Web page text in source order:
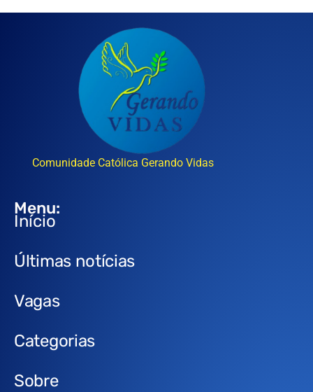
Comunidade Católica Gerando Vidas
Menu:
Início
Últimas notícias
Vagas
Categorias
Sobre